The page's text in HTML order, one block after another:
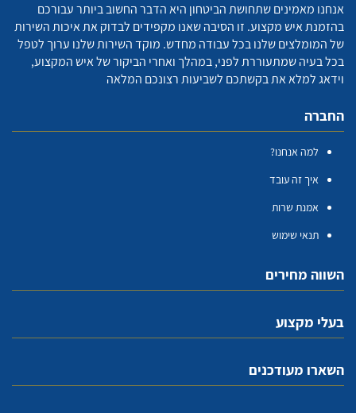
אנחנו מאמינים שתחושת הביטחון היא הדבר החשוב ביותר עבורכם
בהזמנת איש מקצוע. זו הסיבה שאנו מקפידים לבדוק את איכות השירות
של המומלצים שלנו בכל עבודה מחדש. מוקד השירות שלנו ערוך לטפל
בכל בעיה שמתעוררת לפני, במהלך ואחרי הביקור של איש המקצוע,
וידאג למלא את בקשתכם לשביעות רצונכם המלאה
החברה
למה אנחנו?
איך זה עובד
אמנת שרות
תנאי שימוש
השווה מחירים
בעלי מקצוע
השארו מעודכנים